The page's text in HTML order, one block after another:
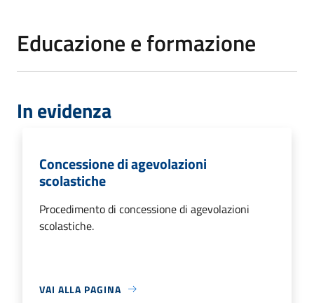
Educazione e formazione
In evidenza
Concessione di agevolazioni
scolastiche
Procedimento di concessione di agevolazioni
scolastiche.
VAI ALLA PAGINA